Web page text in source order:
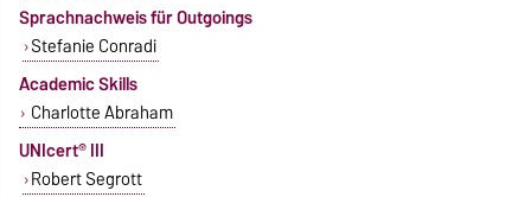
Sprachnachweis für Outgoings
Stefanie Conradi
Academic Skills
Charlotte Abraham
UNIcert® III
Robert Segrott